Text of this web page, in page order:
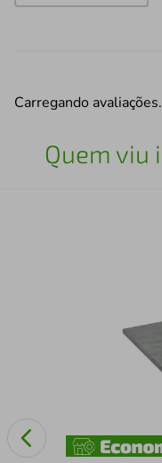
Carregando
Quem viu